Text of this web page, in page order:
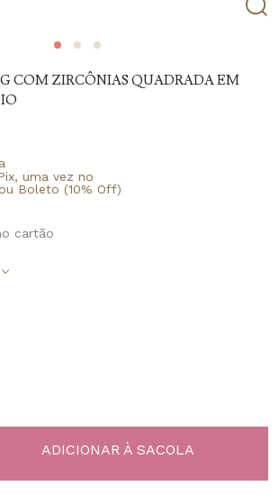
COM ZIRCÔNIAS QUADRADA EM
uma vez no
Boleto (10% Off)